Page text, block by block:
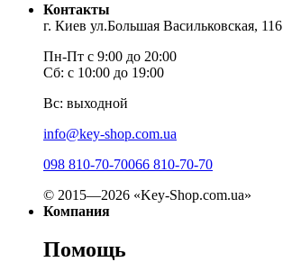
Контакты
г. Киев ул.Большая Васильковская, 116
Пн-Пт с 9:00 до 20:00
Сб: с 10:00 до 19:00
Вс: выходной
info@key-shop.com.ua
098 810-70-70066 810-70-70
© 2015—2026 «Key-Shop.com.ua»
Компания
Помощь